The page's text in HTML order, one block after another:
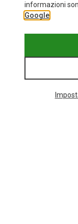
informazioni
Google